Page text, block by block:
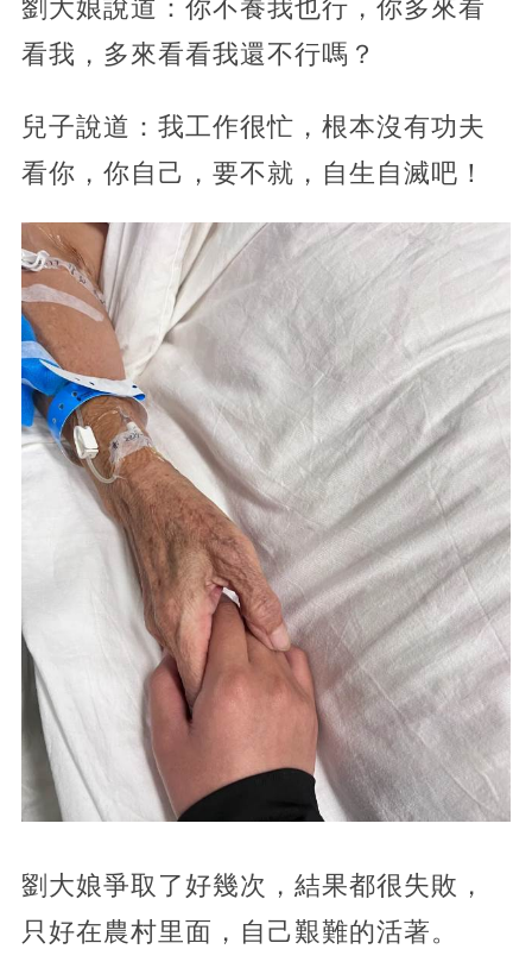
劉大娘說道：你不養我也行，你多來看
看我，多來看看我還不行嗎？
兒子說道：我工作很忙，根本沒有功夫
看你，你自己，要不就，自生自滅吧！
劉大娘爭取了好幾次，結果都很失敗，
只好在農村里面，自己艱難的活著。